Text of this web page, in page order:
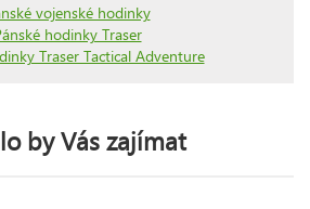
vojenské hodinky
hodinky Traser
Traser Tactical Adventure
by Vás zajímat